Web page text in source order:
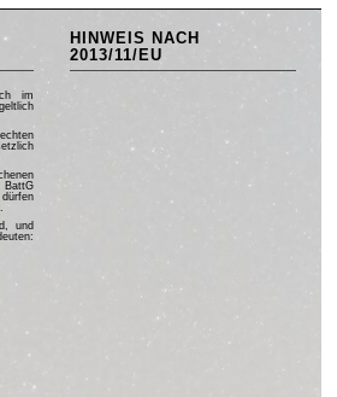
im
und
HINWEIS NACH
2013/11/EU